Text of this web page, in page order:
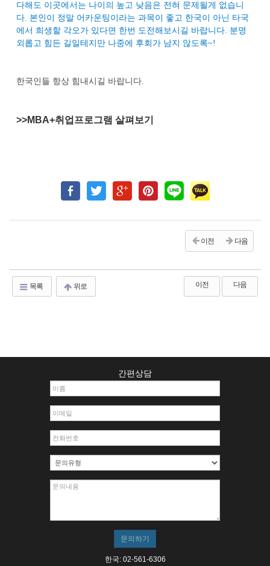
다해도 이곳에서는 나이의 높고 낮음은 전혀 문제될게 없습니
다. 본인이 정말 어카운팅이라는 과목이 좋고 한국이 아닌 타국
에서 희생할 각오가 있다면 한번 도전해보시길 바랍니다. 분명
외롭고 힘든 길일테지만 나중에 후회가 남지 않도록~!
한국인들 항상 힘내시길 바랍니다.
>>MBA+취업프로그램 살펴보기
이전 다음
목록 위로 이전 다음
간편상담
한국: 02-561-6306